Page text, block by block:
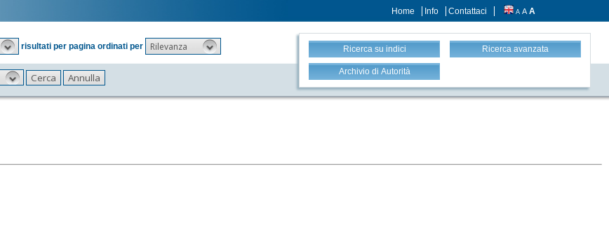
Home Info Contattaci A A A
risultati per pagina ordinati per Rilevanza Ricerca su indici Ricerca avanzata
Archivio di Autorità